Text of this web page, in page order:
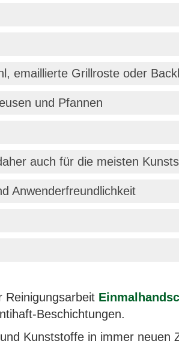
emaillierte Grillroste oder
und Pfannen
auch für die meisten
Anwenderfreundlichkeit
Reinigungsarbeit
Beschichtungen.
Kunststoffe in immer neuen